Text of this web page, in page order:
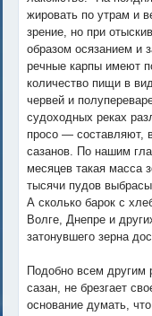
жировать по утрам и
зрение, но при
образом осязанием и
речные карпы имеют
количество пищи в
червей и
судоходных реках
просо — составляют,
сазанов. По нашим
месяцев такая масса
тысячи пудов
А сколько барок с
Волге, Днепре и
затонувшего зерна
Подобно всем другим
сазан, не брезгает
основание думать,